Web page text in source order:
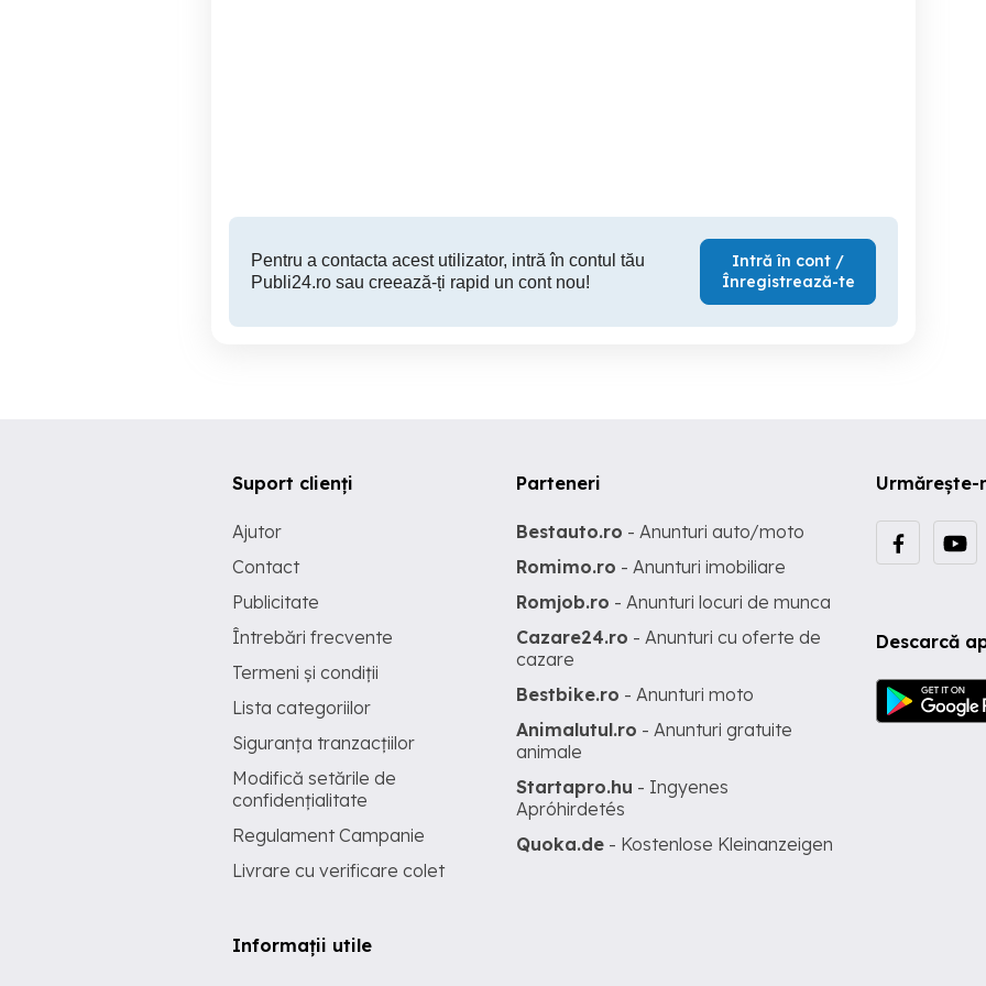
Pentru a contacta acest utilizator, intră în contul tău
Publi24.ro sau creează-ți rapid un cont nou!
Intră în cont /
Înregistrează-te
Urmărește-
Descarcă
Suport clienți
Ajutor
Contact
Publicitate
Întrebări frecvente
Termeni și condiții
Lista categoriilor
Siguranța tranzacțiilor
Modifică setările de
confidențialitate
Regulament Campanie
Livrare cu verificare colet
Informații utile
Parteneri
Bestauto.ro - Anunturi auto/moto
Romimo.ro - Anunturi imobiliare
Romjob.ro - Anunturi locuri de munca
Cazare24.ro - Anunturi cu oferte de
cazare
Bestbike.ro - Anunturi moto
Animalutul.ro - Anunturi gratuite
animale
Startapro.hu - Ingyenes
Apróhirdetés
Quoka.de - Kostenlose Kleinanzeigen